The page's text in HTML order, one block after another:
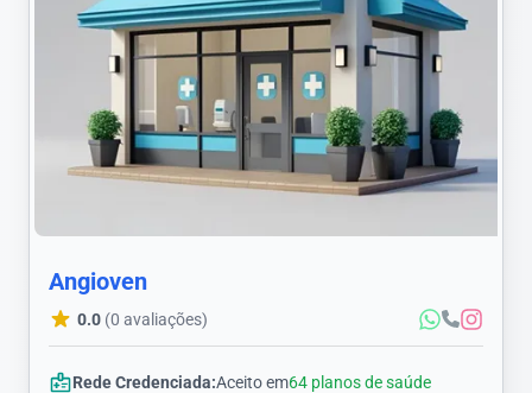
Angioven
0.0 (0 avaliações)
Rede Credenciada:Aceito em64 planos de saúde